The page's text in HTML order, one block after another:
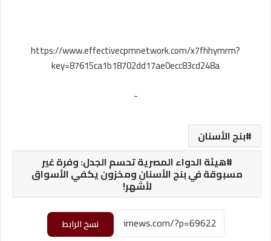
https://www.effectivecpmnetwork.com/x7fhhymrm?
key=87615ca1b18702dd17ae0ecc83cd248a
-
بنج الأسنان
هيئة الدواء المصرية تحسم الجدل: وفرة غير
مسبوقة في بنج الأسنان ومخزون يكفي الأسواق
لأشهر!
نسخ الرابط